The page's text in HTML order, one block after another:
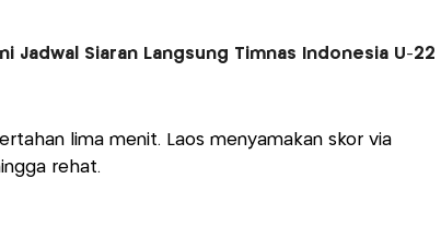
Jadwal Siaran Langsung Timnas Indonesia U-22
lima menit. Laos menyamakan skor via
rehat.